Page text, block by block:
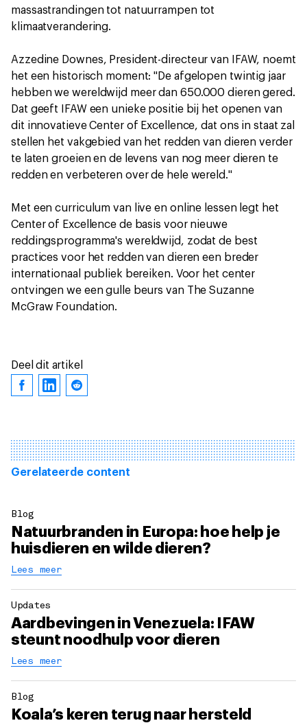
massastrandingen tot natuurrampen tot
klimaatverandering.
Azzedine Downes, President-directeur van IFAW, noemt
het een historisch moment: "De afgelopen twintig jaar
hebben we wereldwijd meer dan 650.000 dieren gered.
Dat geeft IFAW een unieke positie bij het openen van
dit innovatieve Center of Excellence, dat ons in staat zal
stellen het vakgebied van het redden van dieren verder
te laten groeien en de levens van nog meer dieren te
redden en verbeteren over de hele wereld."
Met een curriculum van live en online lessen legt het
Center of Excellence de basis voor nieuwe
reddingsprogramma's wereldwijd, zodat de best
practices voor het redden van dieren een breder
internationaal publiek bereiken. Voor het center
ontvingen we een gulle beurs van The Suzanne
McGraw Foundation.
Deel dit artikel
Gerelateerde content
Blog
Natuurbranden in Europa: hoe help je
huisdieren en wilde dieren?
Lees meer
Updates
Aardbevingen in Venezuela: IFAW
steunt noodhulp voor dieren
Lees meer
Blog
Koala’s keren terug naar hersteld